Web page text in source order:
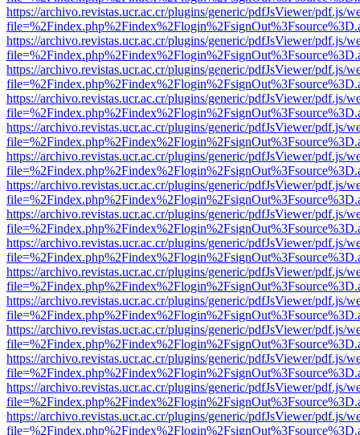
https://archivo.revistas.ucr.ac.cr/plugins/generic/pdfJsViewer/pdf.js/
https://archivo.revistas.ucr.ac.cr/plugins/generic/pdfJsViewer/pdf.js/
https://archivo.revistas.ucr.ac.cr/plugins/generic/pdfJsViewer/pdf.js/
https://archivo.revistas.ucr.ac.cr/plugins/generic/pdfJsViewer/pdf.js/
https://archivo.revistas.ucr.ac.cr/plugins/generic/pdfJsViewer/pdf.js/
https://archivo.revistas.ucr.ac.cr/plugins/generic/pdfJsViewer/pdf.js/
https://archivo.revistas.ucr.ac.cr/plugins/generic/pdfJsViewer/pdf.js/
https://archivo.revistas.ucr.ac.cr/plugins/generic/pdfJsViewer/pdf.js/
https://archivo.revistas.ucr.ac.cr/plugins/generic/pdfJsViewer/pdf.js/
https://archivo.revistas.ucr.ac.cr/plugins/generic/pdfJsViewer/pdf.js/
https://archivo.revistas.ucr.ac.cr/plugins/generic/pdfJsViewer/pdf.js/
https://archivo.revistas.ucr.ac.cr/plugins/generic/pdfJsViewer/pdf.js/
https://archivo.revistas.ucr.ac.cr/plugins/generic/pdfJsViewer/pdf.js/
https://archivo.revistas.ucr.ac.cr/plugins/generic/pdfJsViewer/pdf.js/
https://archivo.revistas.ucr.ac.cr/plugins/generic/pdfJsViewer/pdf.js/